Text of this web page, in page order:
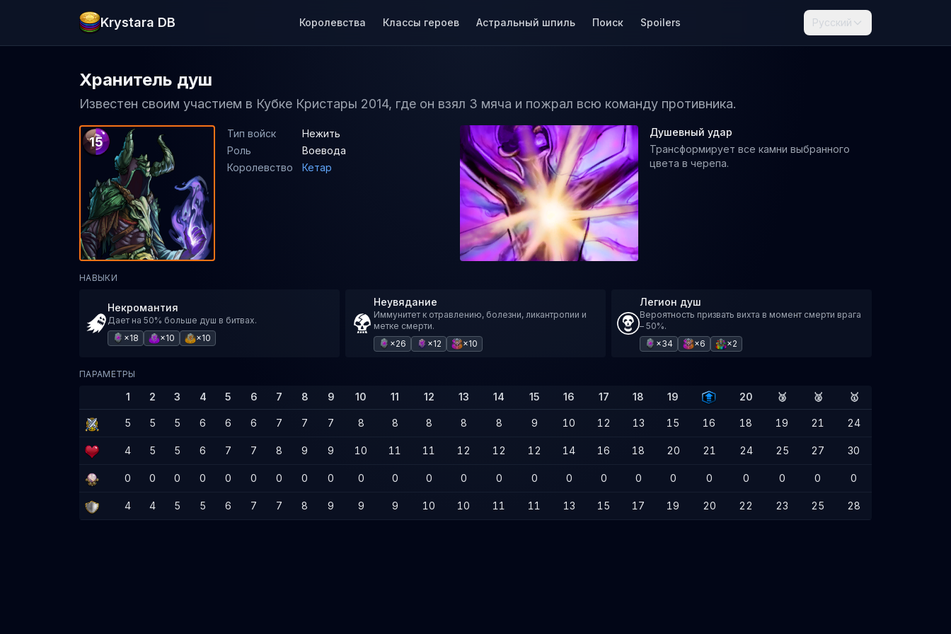
Krystara DB Королевства Классы героев Астральный шпиль Поиск Spoilers Русский
Хранитель душ
Известен своим участием в Кубке Кристары 2014, где он взял 3 мяча и пожрал всю команду противника.
15
Тип войск
Нежить
Роль
Воевода
Королевство
Кетар
Душевный удар
Трансформирует все камни выбранного
цвета в черепа.
НАВЫКИ
Некромантия
Дает на 50% больше душ в битвах.
×18
×10 ×10
Неувядание
Иммунитет к отравлению, болезни, ликантропии и
метке смерти.
×26
×12 ×10
Легион душ
Вероятность призвать вихта в момент смерти врага
– 50%.
×34
×6 ×2
ПАРАМЕТРЫ
1 2 3 4 5 6 7 8 9 10 11 12 13 14 15 16 17 18 19 20 🥉 🥈 🥇
5 5 5 6 6 6 7 7 7 8 8 8 8 8 9 10 12 13 15 16 18 19 21 24
4 5 5 6 7 7 8 9 9 10 11 11 12 12 12 14 16 18 20 21 24 25 27 30
0 0 0 0 0 0 0 0 0 0 0 0 0 0 0 0 0 0 0 0 0 0 0 0
4 4 5 5 6 7 7 8 9 9 9 10 10 11 11 13 15 17 19 20 22 23 25 28